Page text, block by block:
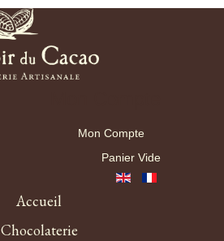
Mon Compte
Panier Vide
Accueil
Chocolaterie